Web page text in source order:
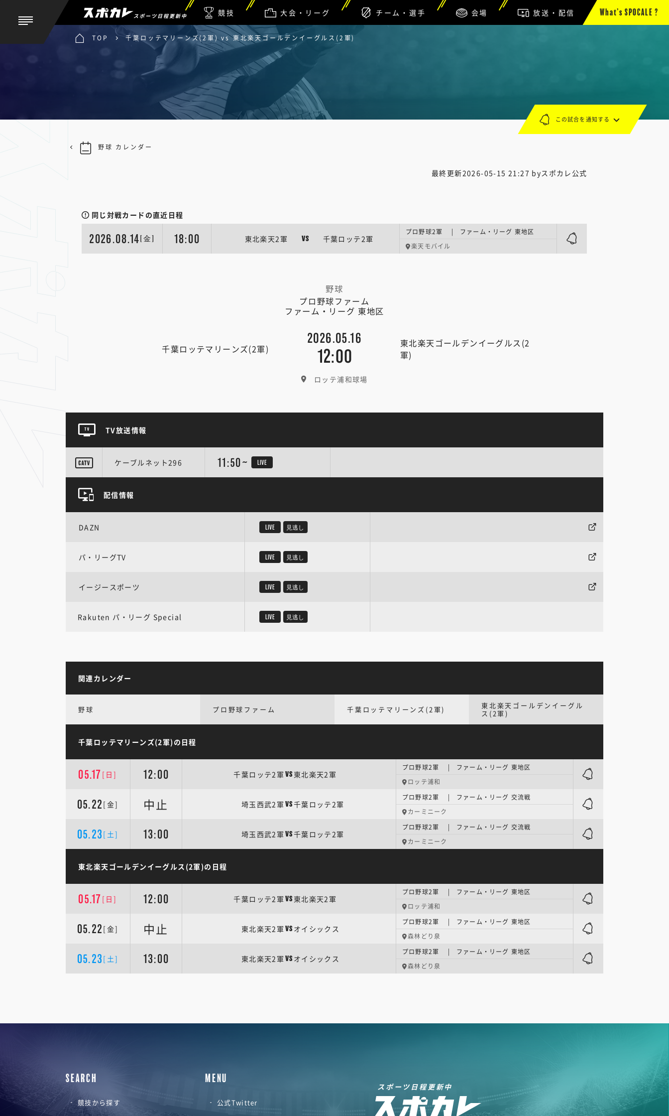
スポーツ日程更新中 競技 大会・リーグ チーム・選手 会場 放送・配信 What’s SPOCALE ?
TOP 千葉ロッテマリーンズ(2軍) vs 東北楽天ゴールデンイーグルス(2軍)
最終更新2026-05-15 21:27 byスポカレ公式
同じ対戦カードの直近日程
2026.08.14 [金] 18:00 東北楽天2軍 VS 千葉ロッテ2軍
プロ野球2軍 | ファーム・リーグ 東地区
楽天モバイル
野球
プロ野球ファーム
ファーム・リーグ 東地区
千葉ロッテマリーンズ(2軍)
2026.05.16
12:00
東北楽天ゴールデンイーグルス(2
軍)
ロッテ浦和球場
この試合を通知する
野球 カレンダー
TV放送情報
ケーブルネット296 11:50~ LIVE
配信情報
DAZN LIVE 見逃し
パ・リーグTV LIVE 見逃し
イージースポーツ LIVE 見逃し
Rakuten パ・リーグ Special LIVE 見逃し
関連カレンダー
野球 プロ野球ファーム 千葉ロッテマリーンズ(2軍)
東北楽天ゴールデンイーグル
ス(2軍)
千葉ロッテマリーンズ(2軍)の日程
05.17 [日] 12:00 千葉ロッテ2軍VS 東北楽天2軍
プロ野球2軍 | ファーム・リーグ 東地区
ロッテ浦和
05.22 [金] 中止 埼玉西武2軍VS千葉ロッテ2軍
プロ野球2軍 | ファーム・リーグ 交流戦
カーミニーク
05.23 [土] 13:00 埼玉西武2軍VS千葉ロッテ2軍
プロ野球2軍 | ファーム・リーグ 交流戦
カーミニーク
東北楽天ゴールデンイーグルス(2軍)の日程
05.17 [日] 12:00 千葉ロッテ2軍VS 東北楽天2軍
プロ野球2軍 | ファーム・リーグ 東地区
ロッテ浦和
05.22 [金] 中止 東北楽天2軍VS オイシックス
プロ野球2軍 | ファーム・リーグ 東地区
森林どり泉
05.23 [土] 13:00 東北楽天2軍VS オイシックス
プロ野球2軍 | ファーム・リーグ 東地区
森林どり泉
SEARCH
競技から探す
MENU
公式Twitter
スポーツ日程更新中